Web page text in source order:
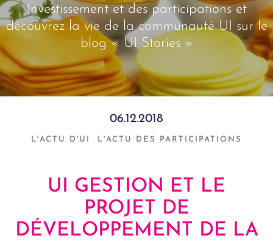
Investissement et des participations et
découvrez la vie de la communauté UI sur le
blog « UI Stories »
06.12.2018
L'ACTU D'UI L'ACTU DES PARTICIPATIONS
UI GESTION ET LE
PROJET DE
DÉVELOPPEMENT DE LA